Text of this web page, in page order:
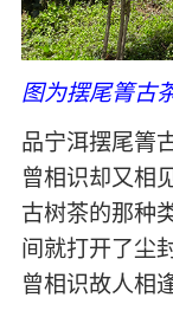
图为摆尾箐古
品宁洱摆尾箐
曾相识却又相
古树茶的那种
间就打开了尘
曾相识故人相